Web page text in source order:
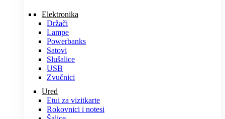
Elektronika
Držači
Lampe
Powerbanks
Satovi
Slušalice
USB
Zvučnici
Ured
Etui za vizitkarte
Rokovnici i notesi